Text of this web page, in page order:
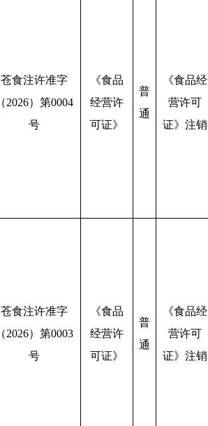
苍食注许准字
（2026）第0004
号
《食品
经营许
可证》
普
通
《食品经
营许可
证》注销
苍食注许准字
（2026）第0003
号
《食品
经营许
可证》
普
通
《食品经
营许可
证》注销